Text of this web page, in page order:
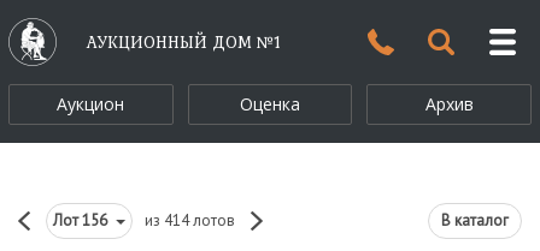
АУКЦИОННЫЙ ДОМ №1
Аукцион Оценка Архив
Лот156 из 414 лотов В каталог